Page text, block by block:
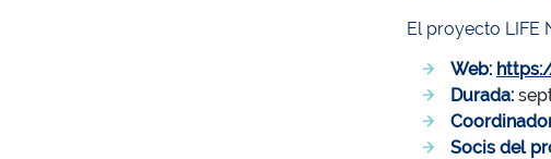
El proyecto LIFE
Web:
Durada:
Socis del